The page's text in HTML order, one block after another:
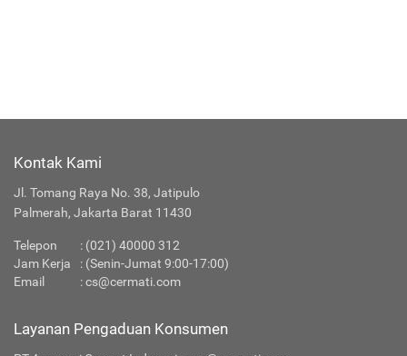
Kontak Kami
Jl. Tomang Raya No. 38, Jatipulo
Palmerah, Jakarta Barat 11430
Telepon : (021) 40000 312
Jam Kerja
: (Senin-Jumat 9:00-17:00)
Email
:cs@cermati.com
Layanan Pengaduan Konsumen